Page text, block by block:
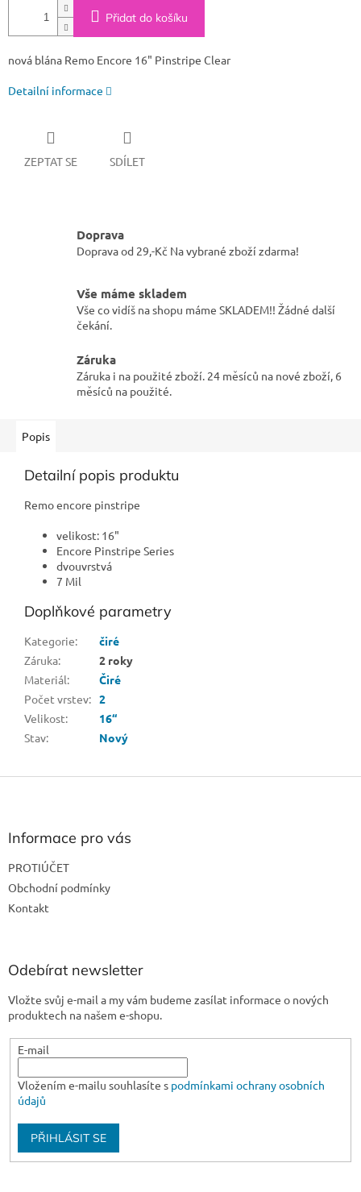
Přidat do košíku
nová blána Remo Encore 16" Pinstripe Clear
Detailní informace
ZEPTAT SE SDÍLET
Doprava
Doprava od 29,-Kč Na vybrané zboží zdarma!
Vše máme skladem
Vše co vidíš na shopu máme SKLADEM!! Žádné další
čekání.
Záruka
Záruka i na použité zboží. 24 měsíců na nové zboží, 6
měsíců na použité.
Popis
Detailní popis produktu
Remo encore pinstripe
velikost: 16"
Encore Pinstripe Series
dvouvrstvá
7 Mil
Doplňkové parametry
Kategorie:
čiré
Záruka:
2 roky
Materiál:
Čiré
Počet vrstev: 2
Velikost:
16“
Stav: Nový
Z
Informace pro vás
PROTIÚČET
Obchodní podmínky
Kontakt
Odebírat newsletter
Vložte svůj e-mail a my vám budeme zasílat informace o nových
produktech na našem e-shopu.
E-mail
Vložením e-mailu souhlasíte s podmínkami ochrany osobních
údajů
PŘIHLÁSIT SE